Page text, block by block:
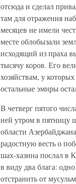
отсюда и сделал
там для отражения
месяцев не имели
месте облобызали
исходящий из праха
тысячу коров. Его
хозяйствам, у
остальные эмиры
В четверг пятого
ней утром в пятницу
области
радостную весть о
шах-хазина послал в
в виду два блага:
отстранить от